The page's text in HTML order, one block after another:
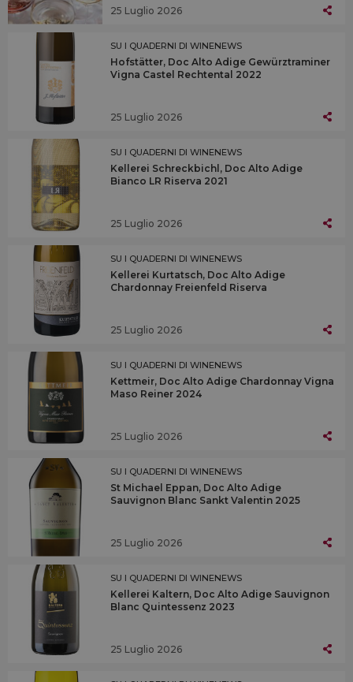
25 Luglio 2026
SU I QUADERNI DI WINENEWS
Hofstätter, Doc Alto Adige Gewürztraminer
Vigna Castel Rechtental 2022
25 Luglio 2026
SU I QUADERNI DI WINENEWS
Kellerei Schreckbichl, Doc Alto Adige
Bianco LR Riserva 2021
25 Luglio 2026
SU I QUADERNI DI WINENEWS
Kellerei Kurtatsch, Doc Alto Adige
Chardonnay Freienfeld Riserva
25 Luglio 2026
SU I QUADERNI DI WINENEWS
Kettmeir, Doc Alto Adige Chardonnay Vigna
Maso Reiner 2024
25 Luglio 2026
SU I QUADERNI DI WINENEWS
St Michael Eppan, Doc Alto Adige
Sauvignon Blanc Sankt Valentin 2025
25 Luglio 2026
SU I QUADERNI DI WINENEWS
Kellerei Kaltern, Doc Alto Adige Sauvignon
Blanc Quintessenz 2023
25 Luglio 2026